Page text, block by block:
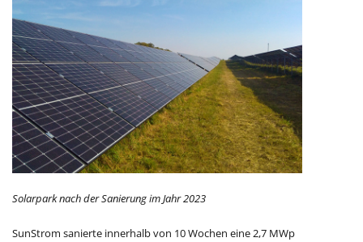
Solarpark nach der Sanierung im Jahr 2023
SunStrom sanierte innerhalb von 10 Wochen eine 2,7 MWp